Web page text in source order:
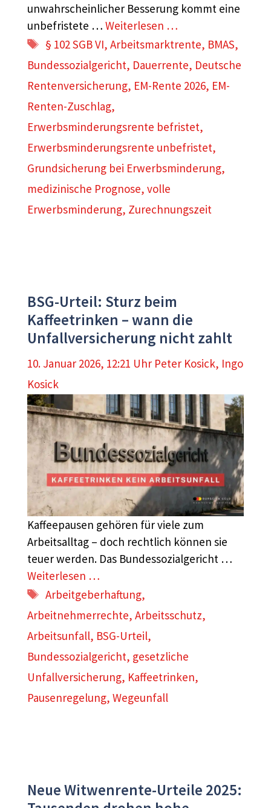
unwahrscheinlicher Besserung kommt eine
unbefristete … Weiterlesen …
Schlagwörter
§ 102 SGB VI,Arbeitsmarktrente, BMAS,
Bundessozialgericht, Dauerrente, Deutsche
Rentenversicherung, EM-Rente 2026, EM-
Renten-Zuschlag,
Erwerbsminderungsrente befristet,
Erwerbsminderungsrente unbefristet,
Grundsicherung bei Erwerbsminderung,
medizinische Prognose, volle
Erwerbsminderung, Zurechnungszeit
BSG-Urteil: Sturz beim
Kaffeetrinken – wann die
Unfallversicherung nicht zahlt
10. Januar 2026, 12:21 Uhr Peter Kosick, Ingo
Kosick
Kaffeepausen gehören für viele zum
Arbeitsalltag – doch rechtlich können sie
teuer werden. Das Bundessozialgericht …
Weiterlesen …
Schlagwörter
Arbeitgeberhaftung,
Arbeitnehmerrechte, Arbeitsschutz,
Arbeitsunfall, BSG-Urteil,
Bundessozialgericht, gesetzliche
Unfallversicherung, Kaffeetrinken,
Pausenregelung, Wegeunfall
Neue Witwenrente-Urteile 2025: